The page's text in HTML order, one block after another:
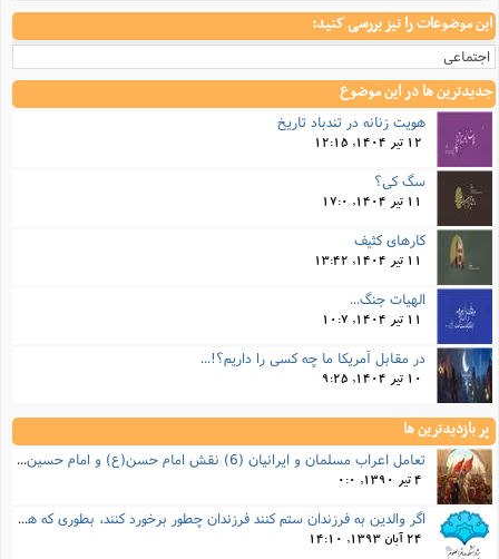
این موضوعات را نیز بررسی کنید:
اجتماعی
جدیدترین ها در این موضوع
هویت زنانه در تندباد تاریخ
12 تیر 1404, 12:15
سگ کی؟
11 تیر 1404, 17:0
کارهای کثیف
11 تیر 1404, 13:42
الهیات جنگ...
11 تیر 1404, 10:7
در مقابل آمریکا ما چه کسی را داریم؟!...
10 تیر 1404, 9:25
پر بازدیدترین ها
تعامل اعراب مسلمان و ایرانیان (6) نقش امام حسن(ع) و امام حسین(ع) در فتح ایران
4 تیر 1390, 0:0
اگر والدین به فرزندان ستم کنند فرزندان چطور برخورد کنند، بطوری که هم موجب ناراحتی آنها نشود و هم بتوانند آنها را امر به معروف و نهی از منکر کنند، و اگر نصیحت تأثیر نداشت چطور باید با آنها برخورد کرد؟
24 آبان 1393, 14:10